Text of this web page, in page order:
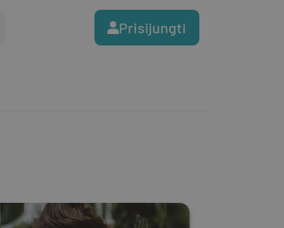
Prisijungti